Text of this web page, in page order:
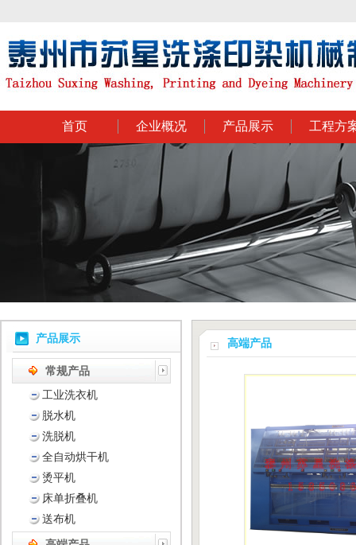
首页 企业概况 产品展示 工程方
产品展示
常规产品
工业洗衣机
脱水机
洗脱机
全自动烘干机
烫平机
床单折叠机
送布机
高端产品